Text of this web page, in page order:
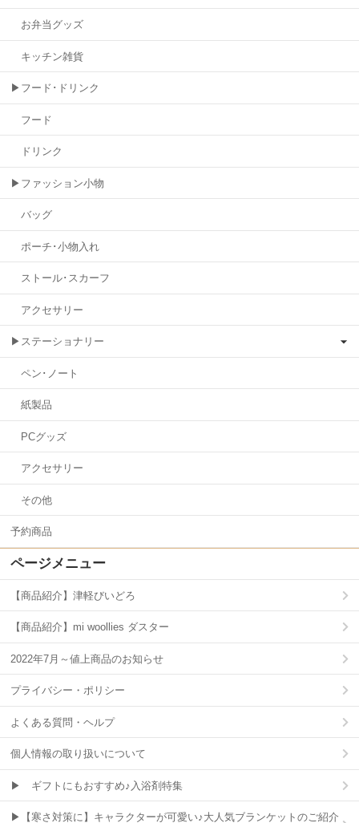
お弁当グッズ
キッチン雑貨
▶フード･ドリンク
フード
ドリンク
▶ファッション小物
バッグ
ポーチ･小物入れ
ストール･スカーフ
アクセサリー
▶ステーショナリー
ペン･ノート
紙製品
PCグッズ
アクセサリー
その他
予約商品
ページメニュー
【商品紹介】津軽びいどろ
【商品紹介】mi woollies ダスター
2022年7月～値上商品のお知らせ
プライバシー・ポリシー
よくある質問・ヘルプ
個人情報の取り扱いについて
▶ ギフトにもおすすめ♪入浴剤特集
▶【寒さ対策に】キャラクターが可愛い♪大人気ブランケットのご紹介